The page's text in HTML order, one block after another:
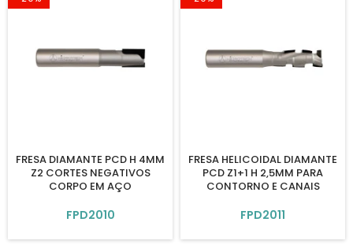
FRESA DIAMANTE PCD H 4MM
Z2 CORTES NEGATIVOS
CORPO EM AÇO
FPD2010
FRESA HELICOIDAL DIAMANTE
PCD Z1+1 H 2,5MM PARA
CONTORNO E CANAIS
FPD2011